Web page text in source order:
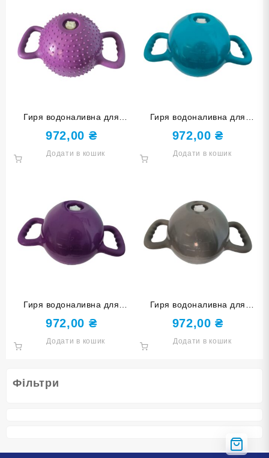
Фільтри
Гиря водоналивна для
фітнесу 1,8-5,4 кг YJ-COC-
M-Ф шипована фіолетова
972,00 ₴
Додати в кошик
Гиря водоналивна для
фітнесу 1,8-5,4 кг YJ-COC-
G-Г блакитна
972,00₴
Додати в кошик
Гиря водоналивна для
фітнесу 1,8-5,4 кг YJ-COC-
G-Ф фіолетова
972,00 ₴
Додати в кошик
Гиря водоналивна для
фітнесу 1,8-5,4 кг YJ-COC-
G-СЕ сіра
972,00₴
Додати в кошик